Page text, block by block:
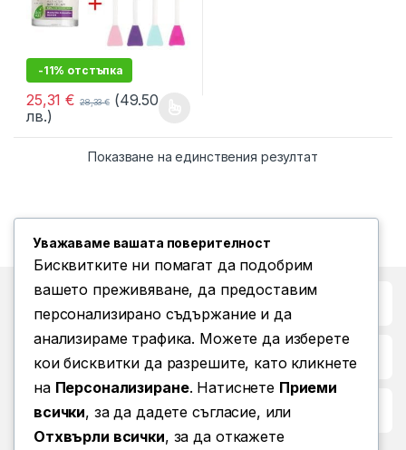
-11% отстъпка
25,31€ 28,33€ (49.50
лв.)
This product has multiple variants. The options may be chosen
Показване на единствения резултат
Бърз достъп до
Повече информация
Условия за ползване
Уважаваме вашата поверителност
Бисквитките ни помагат да подобрим
вашето преживяване, да предоставим
персонализирано съдържание и да
анализираме трафика. Можете да изберете
кои бисквитки да разрешите, като кликнете
на Персонализиране. Натиснете Приеми
всички, за да дадете съгласие, или
Отхвърли всички, за да откажете